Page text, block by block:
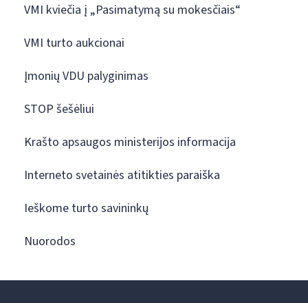
VMI kviečia į „Pasimatymą su mokesčiais“
VMI turto aukcionai
Įmonių VDU palyginimas
STOP šešėliui
Krašto apsaugos ministerijos informacija
Interneto svetainės atitikties paraiška
Ieškome turto savininkų
Nuorodos